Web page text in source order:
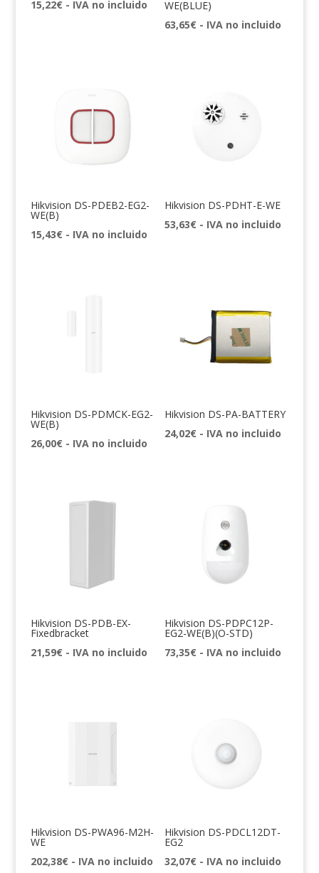
15,22€ - IVA no incluido
WE(BLUE)
63,65€ - IVA no incluido
Hikvision DS-PDEB2-EG2-
WE(B)
15,43€ - IVA no incluido
Hikvision DS-PDHT-E-WE
53,63€ - IVA no incluido
Hikvision DS-PDMCK-EG2-
WE(B)
26,00€ - IVA no incluido
Hikvision DS-PA-BATTERY
24,02€ - IVA no incluido
Hikvision DS-PDB-EX-
Fixedbracket
21,59€ - IVA no incluido
Hikvision DS-PDPC12P-
EG2-WE(B)(O-STD)
73,35€ - IVA no incluido
Hikvision DS-PWA96-M2H-
WE
202,38€ - IVA no incluido
Hikvision DS-PDCL12DT-
EG2
32,07€ - IVA no incluido